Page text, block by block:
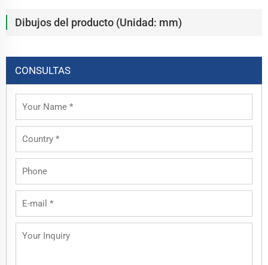
Dibujos del producto (Unidad: mm)
CONSULTAS